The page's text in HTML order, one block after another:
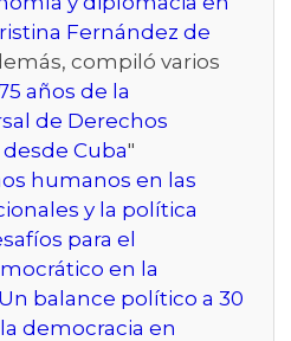
Fernández de
compiló varios
años de la
de Derechos
Cuba"
humanos en las
y la política
para el
en la
Un balance político a 30
democracia en